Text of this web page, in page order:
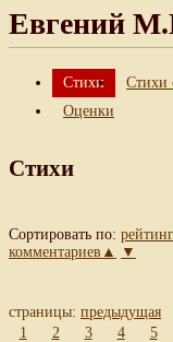
Евгений
Стихи Стихи
Оценки
Стихи
Сортировать по:
комментариев▲
▼
страницы: предыдущая
1
2 3 4 5